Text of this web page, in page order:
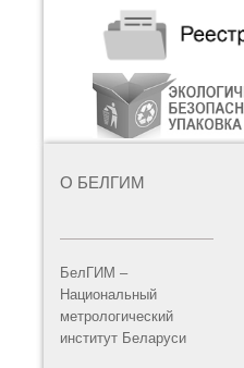
О БЕЛГИМ
БелГИМ –
Национальный
метрологический
институт Беларуси